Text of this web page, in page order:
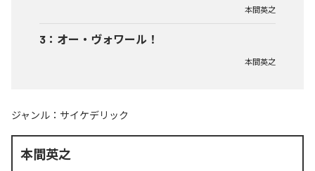
本間英之
3 ： オー・ヴォワール！
本間英之
ジャンル： サイケデリック
本間英之